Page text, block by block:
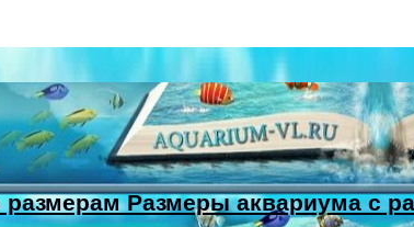
Размеры аквариума с